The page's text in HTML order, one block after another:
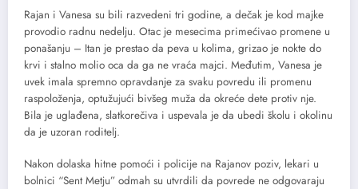
Rajan i Vanesa su bili razvedeni tri godine, a dečak je kod majke
provodio radnu nedelju. Otac je mesecima primećivao promene u
ponašanju – Itan je prestao da peva u kolima, grizao je nokte do
krvi i stalno molio oca da ga ne vraća majci. Međutim, Vanesa je
uvek imala spremno opravdanje za svaku povredu ili promenu
raspoloženja, optužujući bivšeg muža da okreće dete protiv nje.
Bila je uglađena, slatkorečiva i uspevala je da ubedi školu i okolinu
da je uzoran roditelj.
Nakon dolaska hitne pomoći i policije na Rajanov poziv, lekari u
bolnici “Sent Metju” odmah su utvrdili da povrede ne odgovaraju